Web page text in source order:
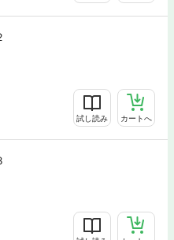
試し読み カートへ